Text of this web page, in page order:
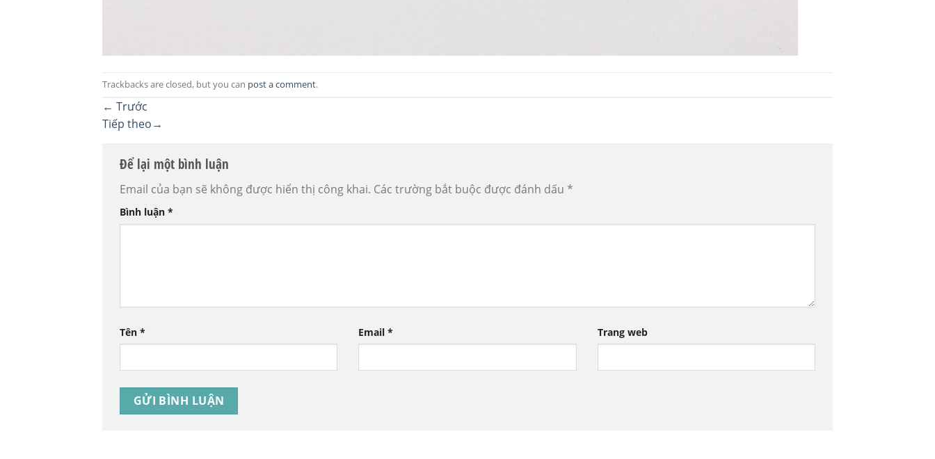
Trackbacks are closed, but you can post a comment.
← Trước
Tiếp theo→
Để lại một bình luận
Email của bạn sẽ không được hiển thị công khai. Các trường bắt buộc được đánh dấu *
Bình luận *
Tên * Email* Trang web